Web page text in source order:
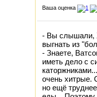
Ваша оценка
- Вы слышали,
выгнать из
- Знаете,
иметь дело с
очень хитрые.
но ещё